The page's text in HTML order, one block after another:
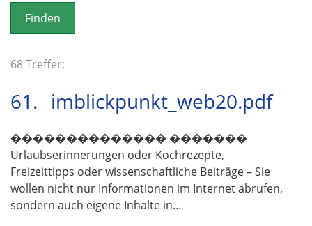
o
n
68 Treffer:
61. imblickpunkt_web20.pdf
�������������� �������
Urlaubserinnerungen oder Kochrezepte,
Freizeittipps oder wissenschaftliche Beiträge – Sie
wollen nicht nur Informationen im Internet abrufen,
sondern auch eigene Inhalte in…